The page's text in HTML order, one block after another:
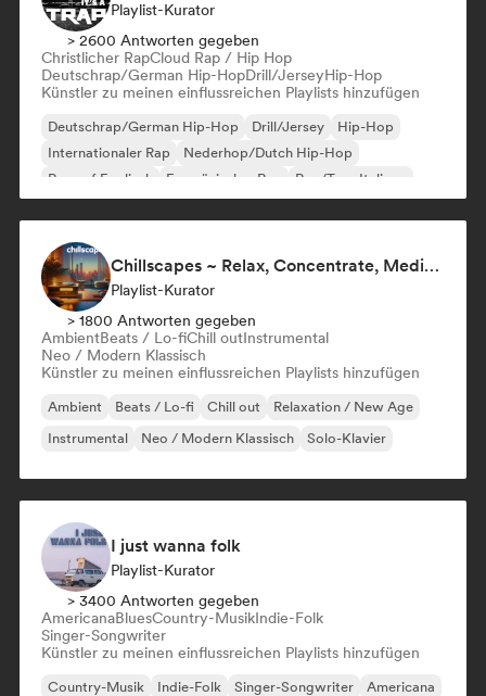
Playlist-Kurator
> 2600 Antworten gegeben
Christlicher RapCloud Rap / Hip Hop
Deutschrap/German Hip-HopDrill/JerseyHip-Hop
Künstler zu meinen einflussreichen Playlists hinzufügen
Deutschrap/German Hip-Hop Drill/Jersey
Hip-Hop
Internationaler Rap
Nederhop/Dutch Hip-Hop
Rap auf Englisch
Französischer Rap Rap/Trap Italiano
Chillscapes ~ Relax, Concentrate, Meditate, Sleep, Dream
Playlist-Kurator
> 1800 Antworten gegeben
AmbientBeats / Lo-fiChill outInstrumental
Neo / Modern Klassisch
Künstler zu meinen einflussreichen Playlists hinzufügen
Ambient Beats / Lo-fi Chill out
Relaxation / New Age
Instrumental
Neo / Modern Klassisch Solo-Klavier
I just wanna folk
Playlist-Kurator
> 3400 Antworten gegeben
AmericanaBluesCountry-MusikIndie-Folk
Singer-Songwriter
Künstler zu meinen einflussreichen Playlists hinzufügen
Country-Musik Indie-Folk Singer-Songwriter
Americana